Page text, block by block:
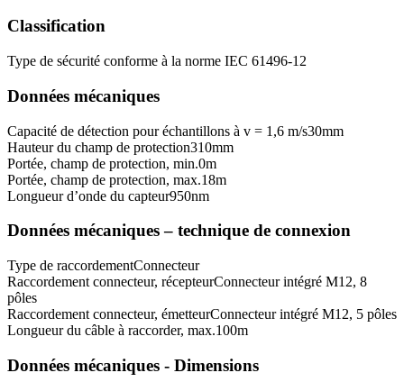
Classification
Type de sécurité conforme à la norme IEC 61496-1 2
Données mécaniques
Capacité de détection pour échantillons à v = 1,6 m/s30mm
Hauteur du champ de protection310mm
Portée, champ de protection, min.0m
Portée, champ de protection, max.18m
Longueur d’onde du capteur950nm
Données mécaniques – technique de connexion
Type de raccordementConnecteur
Raccordement connecteur, récepteurConnecteur intégré M12, 8
pôles
Raccordement connecteur, émetteurConnecteur intégré M12, 5 pôles
Longueur du câble à raccorder, max.100m
Données mécaniques - Dimensions